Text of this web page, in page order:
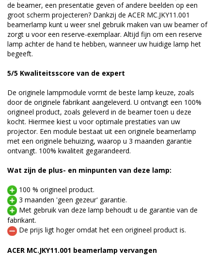
de beamer, een presentatie geven of andere beelden op een
groot scherm projecteren? Dankzij de ACER MC.JKY11.001
beamerlamp kunt u weer snel gebruik maken van uw beamer of
zorgt u voor een reserve-exemplaar. Altijd fijn om een reserve
lamp achter de hand te hebben, wanneer uw huidige lamp het
begeeft.
5/5 Kwaliteitsscore van de expert
De originele lampmodule vormt de beste lamp keuze, zoals
door de originele fabrikant aangeleverd. U ontvangt een 100%
origineel product, zoals geleverd in de beamer toen u deze
kocht. Hiermee kiest u voor optimale prestaties van uw
projector. Een module bestaat uit een originele beamerlamp
met een originele behuizing, waarop u 3 maanden garantie
ontvangt. 100% kwaliteit gegarandeerd.
Wat zijn de plus- en minpunten van deze lamp:
100 % origineel product.
3 maanden 'geen gezeur' garantie.
Met gebruik van deze lamp behoudt u de garantie van de
fabrikant.
De prijs ligt hoger omdat het een origineel product is.
ACER MC.JKY11.001 beamerlamp vervangen